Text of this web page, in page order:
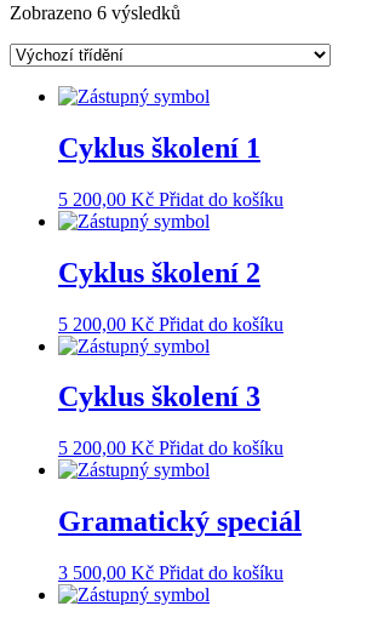
Zobrazeno 6 výsledků
Cyklus školení 1
5 200,00 Kč Přidat do košíku
Cyklus školení 2
5 200,00 Kč Přidat do košíku
Cyklus školení 3
5 200,00 Kč Přidat do košíku
Gramatický speciál
3 500,00 Kč Přidat do košíku